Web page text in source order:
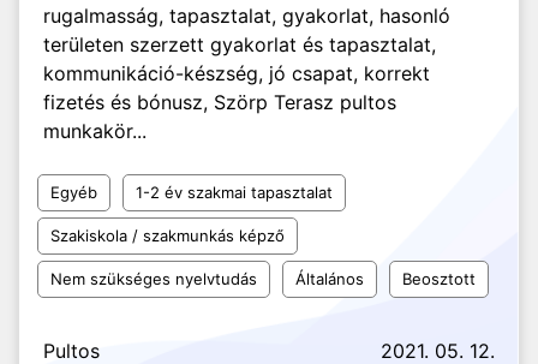
rugalmasság, tapasztalat, gyakorlat, hasonló
területen szerzett gyakorlat és tapasztalat,
kommunikáció-készség, jó csapat, korrekt
fizetés és bónusz, Szörp Terasz pultos
munkakör...
Egyéb 1-2 év szakmai tapasztalat
Szakiskola / szakmunkás képző
Nem szükséges nyelvtudás Általános Beosztott
Pultos 2021. 05. 12.